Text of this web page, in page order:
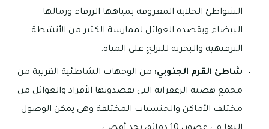
الشواطئ الخلابة المعروفة بمياهها الزرقاء ورمالها
البيضاء ويقصده العوائل لممارسة الكثير من الأنشطة
الترفيهية والبحرية للتزلج على المياه.
شاطئ القرم الجنوبي: من الوجهات الشاطئية القريبة من
مجمع هضبة الزعفرانة التي يقصدونها الأفراد والعوائل من
مختلف الأماكن والجنسيات المختلفة وهى يمكن الوصول